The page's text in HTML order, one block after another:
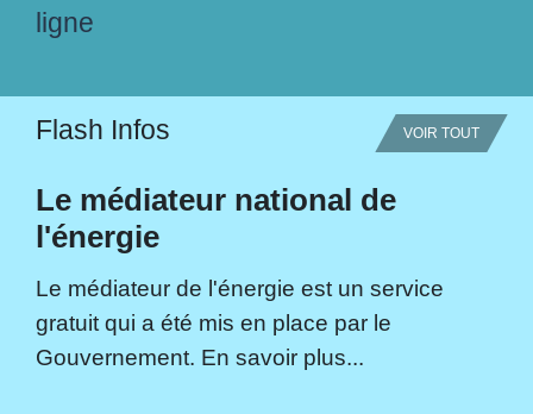
ligne
Flash Infos VOIR TOUT
Le médiateur national de
l'énergie
Le médiateur de l'énergie est un service
gratuit qui a été mis en place par le
Gouvernement. En savoir plus...